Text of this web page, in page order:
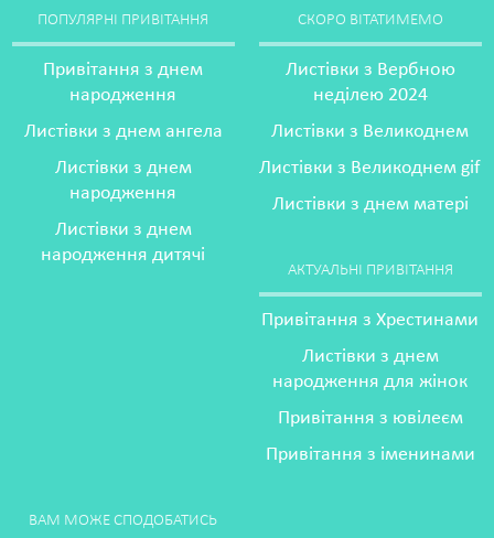
ПОПУЛЯРНІ ПРИВІТАННЯ
Привітання з днем
народження
Листівки з днем ангела
Листівки з днем
народження
Листівки з днем
народження дитячі
СКОРО ВІТАТИМЕМО
Листівки з Вербною
неділею 2024
Листівки з Великоднем
Листівки з Великоднем gif
Листівки з днем матері
АКТУАЛЬНІ ПРИВІТАННЯ
Привітання з Хрестинами
Листівки з днем
народження для жінок
Привітання з ювілеєм
Привітання з іменинами
ВАМ МОЖЕ СПОДОБАТИСЬ